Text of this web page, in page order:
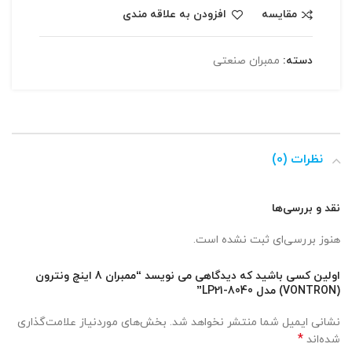
مقایسه افزودن به علاقه مندی
دسته: ممبران صنعتی
نظرات (0)
نقد و بررسی‌ها
هنوز بررسی‌ای ثبت نشده است.
اولین کسی باشید که دیدگاهی می نویسد “ممبران 8 اینچ ونترون
(VONTRON) مدل LP21-8040”
نشانی ایمیل شما منتشر نخواهد شد. بخش‌های موردنیاز علامت‌گذاری
شده‌اند *